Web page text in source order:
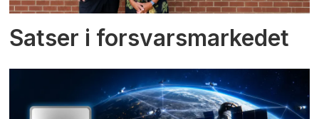
Satser i forsvarsmarkedet